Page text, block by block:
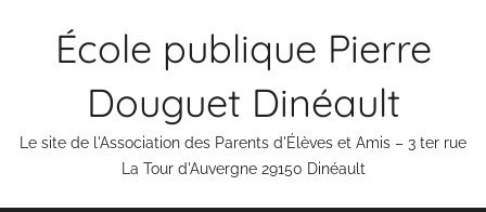
École publique Pierre
Douguet Dinéault
Le site de l'Association des Parents d'Élèves et Amis – 3 ter rue
La Tour d'Auvergne 29150 Dinéault